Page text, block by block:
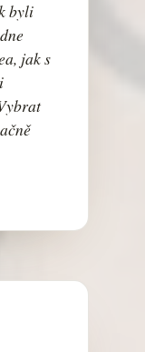
byli
jak s